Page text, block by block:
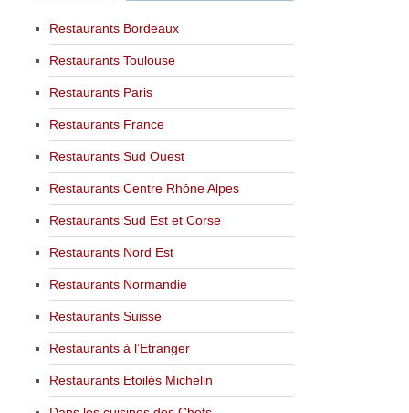
Restaurants Bordeaux
Restaurants Toulouse
Restaurants Paris
Restaurants France
Restaurants Sud Ouest
Restaurants Centre Rhône Alpes
Restaurants Sud Est et Corse
Restaurants Nord Est
Restaurants Normandie
Restaurants Suisse
Restaurants à l’Etranger
Restaurants Etoilés Michelin